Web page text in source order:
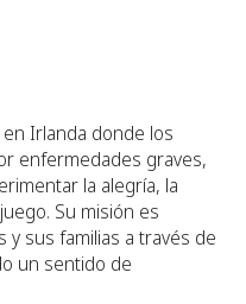
Irlanda donde los
enfermedades graves,
la alegría, la
Su misión es
y sus familias a través de
un sentido de